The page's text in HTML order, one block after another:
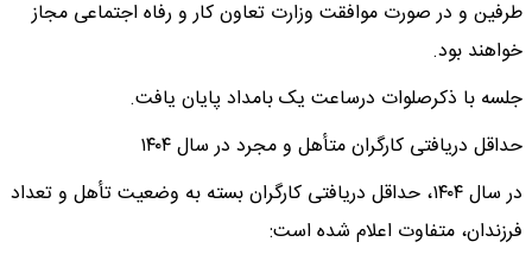
طرفین و در صورت موافقت وزارت تعاون کار و رفاه اجتماعی مجاز
خواهند بود.
جلسه با ذکرصلوات درساعت یک بامداد پایان یافت.
حداقل دریافتی کارگران متأهل و مجرد در سال ۱۴۰۴
در سال ۱۴۰۴، حداقل دریافتی کارگران بسته به وضعیت تأهل و تعداد
فرزندان، متفاوت اعلام شده است: